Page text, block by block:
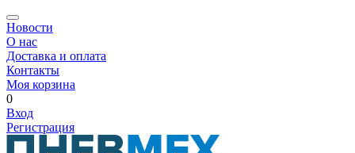
Новости
О нас
Доставка и оплата
Контакты
Моя корзина
0
Вход
Регистрация